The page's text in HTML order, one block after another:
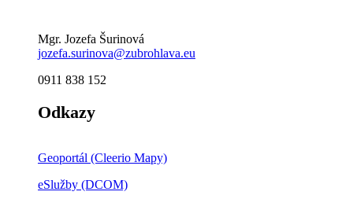
Mgr. Jozefa Šurinová
jozefa.surinova@zubrohlava.eu
0911 838 152
Odkazy
Geoportál (Cleerio Mapy)
eSlužby (DCOM)